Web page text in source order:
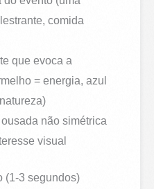
comida
que evoca a
= energia, azul
não simétrica
visual
(1-3 segundos)